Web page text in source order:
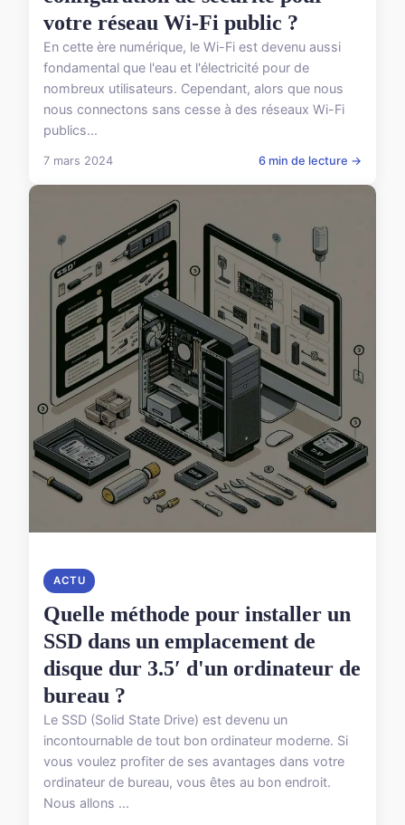
votre réseau Wi-Fi public ?
En cette ère numérique, le Wi-Fi est devenu aussi
fondamental que l'eau et l'électricité pour de
nombreux utilisateurs. Cependant, alors que nous
nous connectons sans cesse à des réseaux Wi-Fi
publics...
7 mars 2024 6 min de lecture →
ACTU
Quelle méthode pour installer un
SSD dans un emplacement de
disque dur 3.5′ d'un ordinateur de
bureau ?
Le SSD (Solid State Drive) est devenu un
incontournable de tout bon ordinateur moderne. Si
vous voulez profiter de ses avantages dans votre
ordinateur de bureau, vous êtes au bon endroit.
Nous allons ...